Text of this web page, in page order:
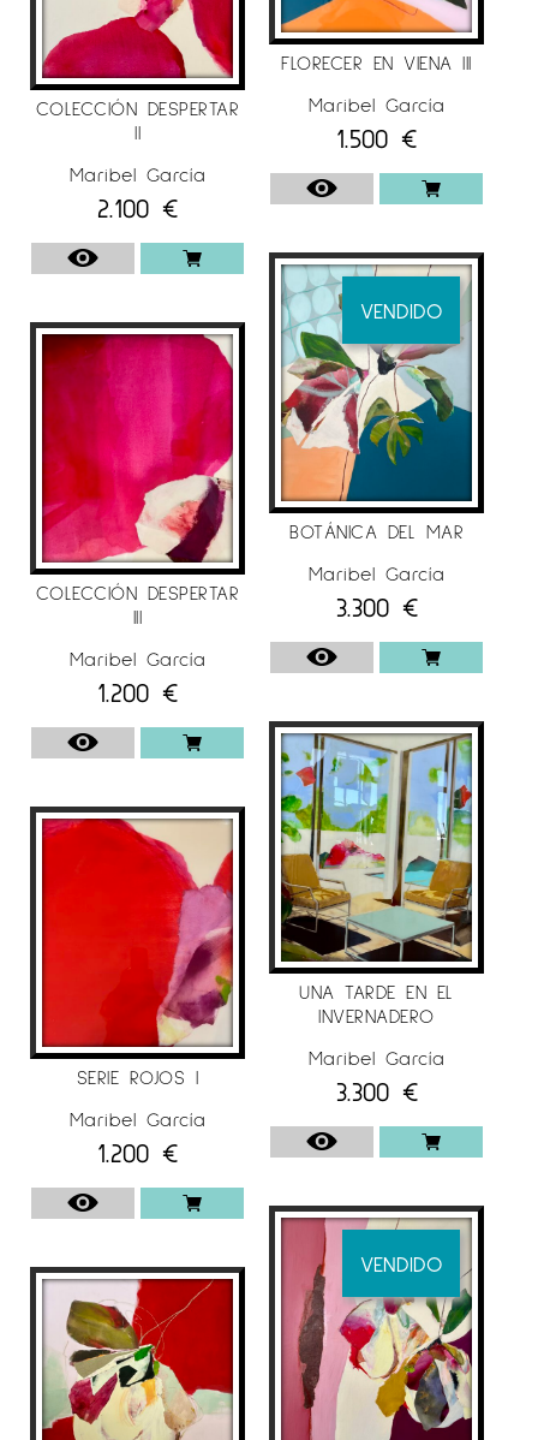
COLECCIÓN DESPERTAR
II
Maribel García
2.100 €
COLECCIÓN DESPERTAR
III
Maribel García
1.200 €
SERIE ROJOS I
Maribel García
1.200 €
FLORECER EN VIENA III
Maribel García
1.500 €
VENDIDO
BOTÁNICA DEL MAR
Maribel García
3.300 €
UNA TARDE EN EL
INVERNADERO
Maribel García
3.300 €
VENDIDO